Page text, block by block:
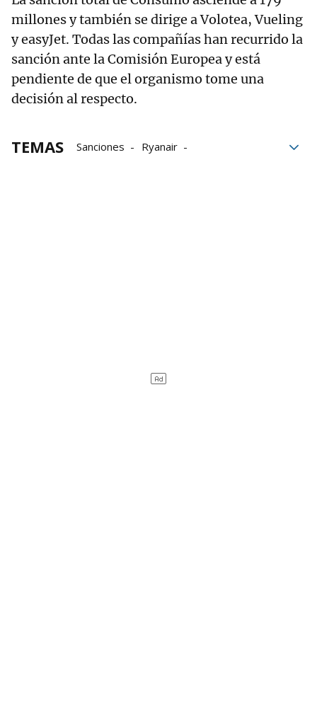
millones y también se dirige a Volotea, Vueling
y easyJet. Todas las compañías han recurrido la
sanción ante la Comisión Europea y está
pendiente de que el organismo tome una
decisión al respecto.
TEMAS Sanciones
Ryanair